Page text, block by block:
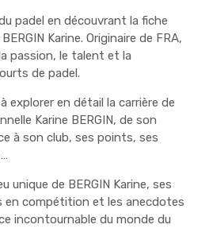
padel en découvrant la fiche
Karine. Originaire de FRA,
passion, le talent et la
de padel.
explorer en détail la carrière de
Karine BERGIN, de son
à son club, ses points, ses
unique de BERGIN Karine, ses
en compétition et les anecdotes
incontournable du monde du